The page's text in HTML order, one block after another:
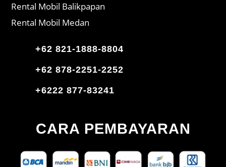
Rental Mobil Balikpapan
Rental Mobil Medan
+62 821-1888-8804
+62 878-2251-2252
+6222 877-83241
CARA PEMBAYARAN